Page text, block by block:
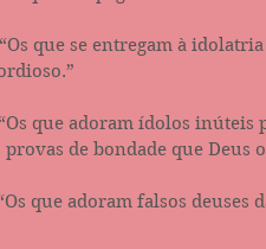
que se entregam à
que adoram ídolos inúteis
provas de bondade que Deus
que adoram falsos deuses